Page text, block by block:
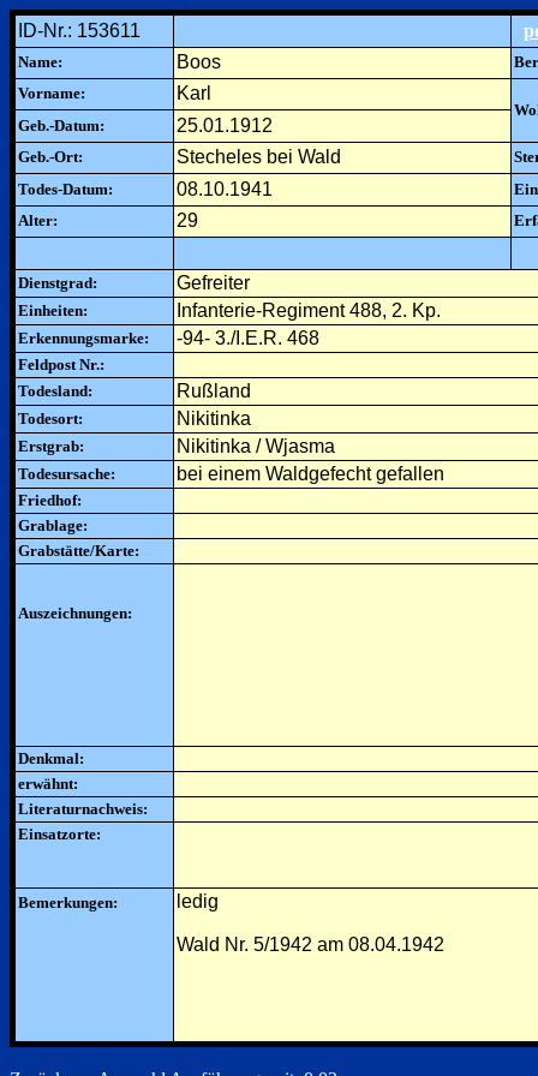
ID-Nr.: 153611
Name: Boos
Vorname:
Karl
Geb.-Datum:
25.01.1912
Geb.-Ort: Stecheles bei Wald
Todes-Datum:
08.10.1941
Alter:
29
Dienstgrad: Gefreiter
Einheiten: Infanterie-Regiment 488, 2. Kp.
Erkennungsmarke: -94- 3./I.E.R. 468
Feldpost Nr.:
Todesland:
Rußland
Todesort: Nikitinka
Erstgrab: Nikitinka / Wjasma
Todesursache: bei einem Waldgefecht gefallen
Friedhof:
Grablage:
Grabstätte/Karte:
Auszeichnungen:
Denkmal:
erwähnt:
Literaturnachweis:
Einsatzorte:
Bemerkungen: ledig
Wald Nr. 5/1942 am 08.04.1942